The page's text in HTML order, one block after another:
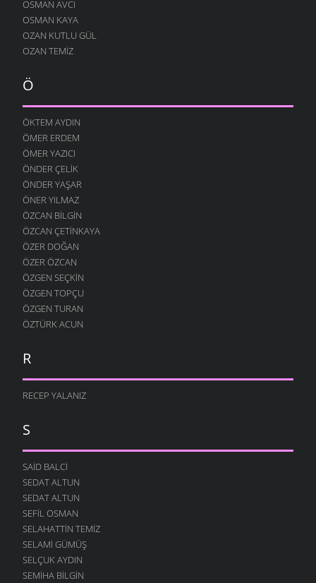
AĞLARDI
7 OCAK 2009
KÖYÜMÜ TANI
7 OCAK 2009
OSMAN AVCI
OSMAN KAYA
OZAN KUTLU GÜL
OZAN TEMIZ
Ö
ÖKTEM AYDIN
ÖMER ERDEM
ÖMER YAZICI
ÖNDER ÇELIK
ÖNDER YAŞAR
ÖNER YILMAZ
ÖZCAN BILGIN
ÖZCAN ÇETINKAYA
ÖZER DOĞAN
ÖZER ÖZCAN
ÖZGEN SEÇKIN
ÖZGEN TOPÇU
ÖZGEN TURAN
ÖZTÜRK ACUN
R
RECEP YALANIZ
S
SAID BALCI
SEDAT ALTUN
SEDAT ALTUN
SEFIL OSMAN
SELAHATTIN TEMIZ
SELAMI GÜMÜŞ
SELÇUK AYDIN
SEMIHA BILGIN